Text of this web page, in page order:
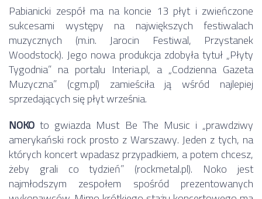
Pabianicki zespół ma na koncie 13 płyt i zwieńczone
sukcesami występy na największych festiwalach
muzycznych (m.in. Jarocin Festiwal, Przystanek
Woodstock). Jego nowa produkcja zdobyła tytuł „Płyty
Tygodnia” na portalu Interia.pl, a „Codzienna Gazeta
Muzyczna” (cgm.pl) zamieściła ją wśród najlepiej
sprzedających się płyt września.
NOKO to gwiazda Must Be The Music i „prawdziwy
amerykański rock prosto z Warszawy. Jeden z tych, na
których koncert wpadasz przypadkiem, a potem chcesz,
żeby grali co tydzień” (rockmetal.pl). Noko jest
najmłodszym zespołem spośród prezentowanych